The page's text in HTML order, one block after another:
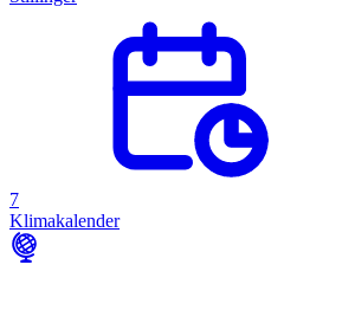
7
Klimakalender